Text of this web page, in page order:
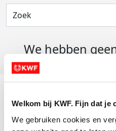
Welkom bij KWF. Fijn dat je
We gebruiken cookies en
We hebben
Actiematerialen
Evenementen